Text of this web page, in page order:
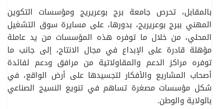
بالمقابل، تحرص جامعة برج بوعريريج ومؤسسات التكوين
المهني ببرج بوعريريج، بدورها، على مسايرة سوق التشغيل
المحلي، من خلال ما توفره هذه المؤسسات من يد عاملة
مؤهلة قادرة على الإبداع في مجال الانتاج، إلى جانب ما
توفره مراكز الدعم والمقاولاتية من مرافق ودعم لفائدة
أصحاب المشاريع والأفكار لتجسيدها على أرض الواقع، في
شكل مؤسسات مصغرة تساهم في تنويع النسيج الصناعي
بالولاية والوطن.